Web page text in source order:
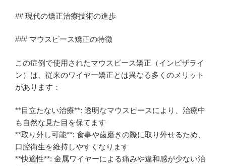
## 現代の矯正治療技術の進歩
### マウスピース矯正の特徴
この症例で使用されたマウスピース矯正（インビザライ
ン）は、従来のワイヤー矯正とは異なる多くのメリット
があります：
**目立たない治療**: 透明なマウスピースにより、治療中
も自然な見た目を保てます
**取り外し可能**: 食事や歯磨きの際に取り外せるため、
口腔衛生を維持しやすくなります
**快適性**: 金属ワイヤーによる痛みや違和感が少ない治